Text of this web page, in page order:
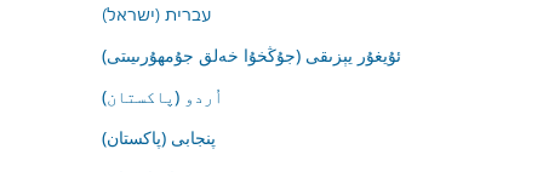
עברית (ישראל)
ئۇيغۇر يېزىقى (جۇڭخۇا خەلق جۇمھۇرىيىتى)
اُردو (پاکستان)
پنجابی (پاکستان)